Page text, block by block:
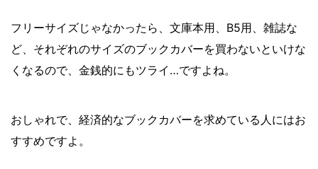
フリーサイズじゃなかったら、文庫本用、B5用、雑誌な
ど、それぞれのサイズのブックカバーを買わないといけな
くなるので、金銭的にもツライ…ですよね。
おしゃれで、経済的なブックカバーを求めている人にはお
すすめですよ。